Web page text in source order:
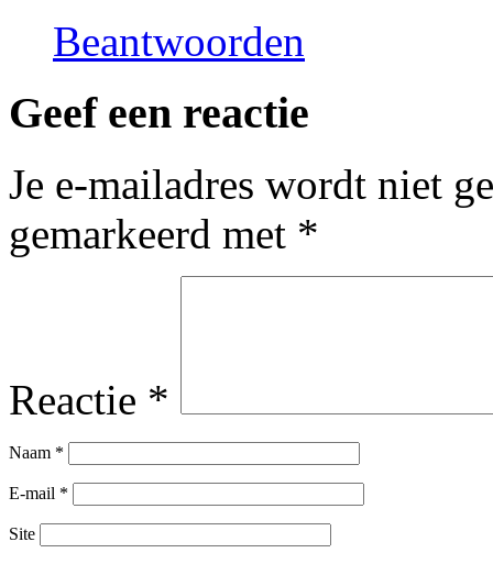
Beantwoorden
Geef een reactie
Je e-mailadres wordt niet
gemarkeerd met *
Reactie *
Naam *
E-mail *
Site